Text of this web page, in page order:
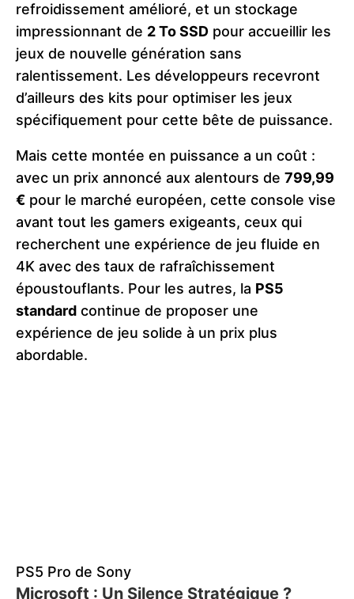
refroidissement amélioré, et un stockage
impressionnant de 2 To SSD pour accueillir les
jeux de nouvelle génération sans
ralentissement. Les développeurs recevront
d’ailleurs des kits pour optimiser les jeux
spécifiquement pour cette bête de puissance.
Mais cette montée en puissance a un coût :
avec un prix annoncé aux alentours de 799,99
€ pour le marché européen, cette console vise
avant tout les gamers exigeants, ceux qui
recherchent une expérience de jeu fluide en
4K avec des taux de rafraîchissement
époustouflants. Pour les autres, la PS5
standard continue de proposer une
expérience de jeu solide à un prix plus
abordable​.
PS5 Pro de Sony
Microsoft : Un Silence Stratégique ?